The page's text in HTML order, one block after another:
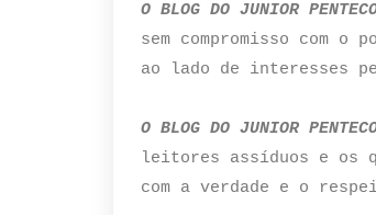
O BLOG DO JUNIOR
sem compromisso com o
ao lado de interesses
O BLOG DO JUNIOR
leitores assíduos e os
com a verdade e o